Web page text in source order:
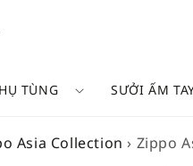
TÙNG SƯỞI ẤM
Asia Collection › Zippo